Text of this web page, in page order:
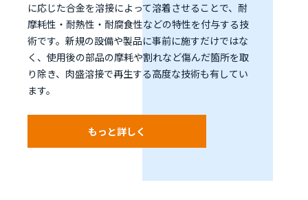
に応じた合金を溶接によって溶着させることで、耐
摩耗性・耐熱性・耐腐食性などの特性を付与する技
術です。新規の設備や製品に事前に施すだけではな
く、使用後の部品の摩耗や割れなど傷んだ箇所を取
り除き、肉盛溶接で再生する高度な技術も有してい
ます。
もっと詳しく